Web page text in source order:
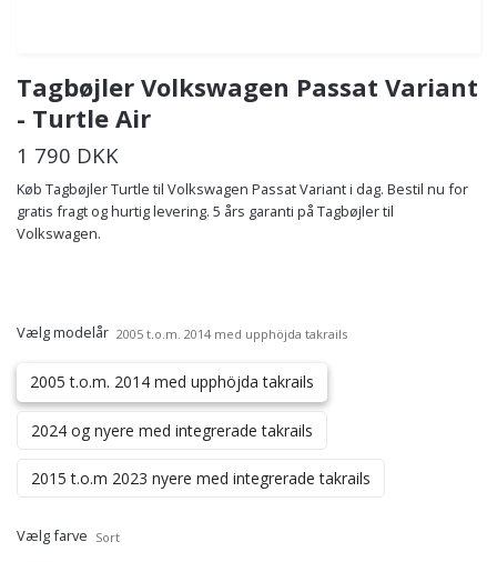
Tagbøjler Volkswagen Passat Variant
- Turtle Air
1 790 DKK
Køb Tagbøjler Turtle til Volkswagen Passat Variant i dag. Bestil nu for
gratis fragt og hurtig levering. 5 års garanti på Tagbøjler til
Volkswagen.
Vælg modelår 2005 t.o.m. 2014 med upphöjda takrails
2005 t.o.m. 2014 med upphöjda takrails
2024 og nyere med integrerade takrails
2015 t.o.m 2023 nyere med integrerade takrails
Vælg farve Sort